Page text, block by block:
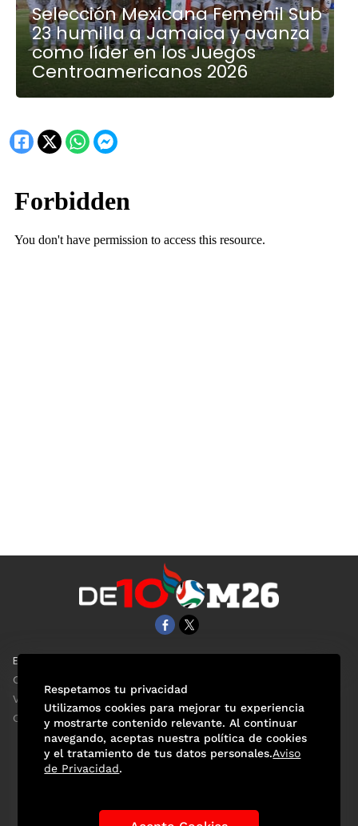
Selección Mexicana Femenil Sub
23 humilla a Jamaica y avanza
como líder en los Juegos
Centroamericanos 2026
EL UNIVERSAL
Clase
ViveUSA
Confabulario
Historia de los Mundiales Lo viral Anécdotas Mundialistas
Respetamos tu privacidad
Utilizamos cookies para mejorar tu experiencia
y mostrarte contenido relevante. Al continuar
navegando, aceptas nuestra política de cookies
y el tratamiento de tus datos personales.Aviso
de Privacidad.